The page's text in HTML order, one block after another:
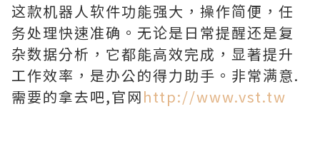
这款机器人软件功能强大，操作简便，任
务处理快速准确。无论是日常提醒还是复
杂数据分析，它都能高效完成，显著提升
工作效率，是办公的得力助手。非常满意.
需要的拿去吧,官网http://www.vst.tw